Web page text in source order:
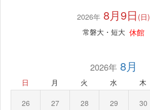
2026年 8月9日 (日)
常磐大・短大 休館
2026年8月
日 月 火 水 木
26 27 28 29 30